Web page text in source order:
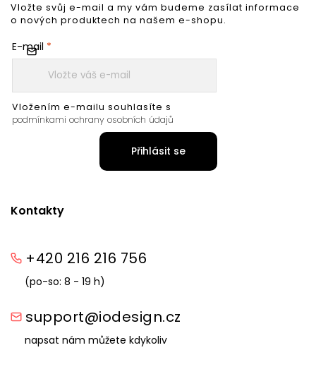
Kontakty
+420 216 216 756
(po-so: 8 - 19 h)
support@iodesign.cz
napsat nám můžete kdykoliv
Vložte svůj e-mail a my vám budeme zasílat informace
o nových produktech na našem e-shopu.
E-mail
Vložením e-mailu souhlasíte s
podmínkami ochrany osobních údajů
Přihlásit se